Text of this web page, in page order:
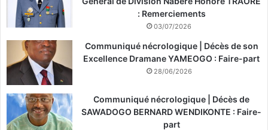
: Remerciements
03/07/2026
Communiqué nécrologique | Décès de son
Excellence Dramane YAMEOGO : Faire-part
28/06/2026
Communiqué nécrologique | Décès de
SAWADOGO BERNARD WENDIKONTE : Faire-
part